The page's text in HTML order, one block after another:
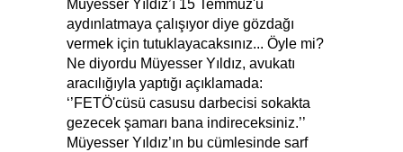
Müyesser Yıldız’ı 15 Temmuz'u
aydınlatmaya çalışıyor diye gözdağı
vermek için tutuklayacaksınız... Öyle mi?
Ne diyordu Müyesser Yıldız, avukatı
aracılığıyla yaptığı açıklamada:
‘’FETÖ'cüsü casusu darbecisi sokakta
gezecek şamarı bana indireceksiniz.’’
Müyesser Yıldız’ın bu cümlesinde sarf